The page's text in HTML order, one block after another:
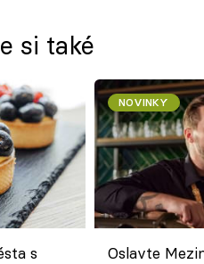
si také
s
NOVINKY
Oslavte